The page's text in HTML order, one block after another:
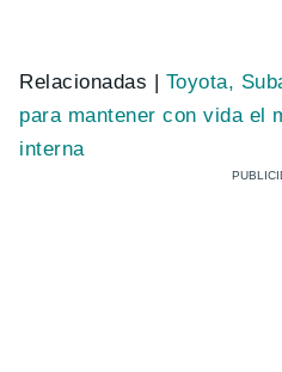
Relacionadas | Toyota,
para mantener con vida el
interna